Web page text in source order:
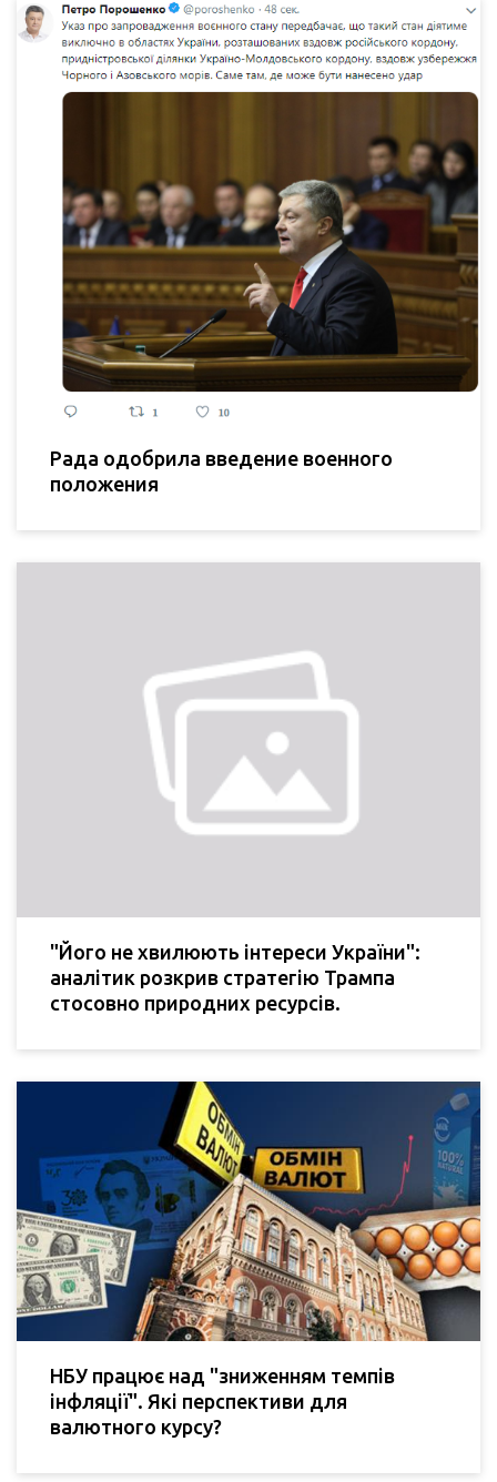
Рада одобрила введение военного
положения
"Його не хвилюють інтереси України":
аналітик розкрив стратегію Трампа
стосовно природних ресурсів.
НБУ працює над "зниженням темпів
інфляції". Які перспективи для
валютного курсу?